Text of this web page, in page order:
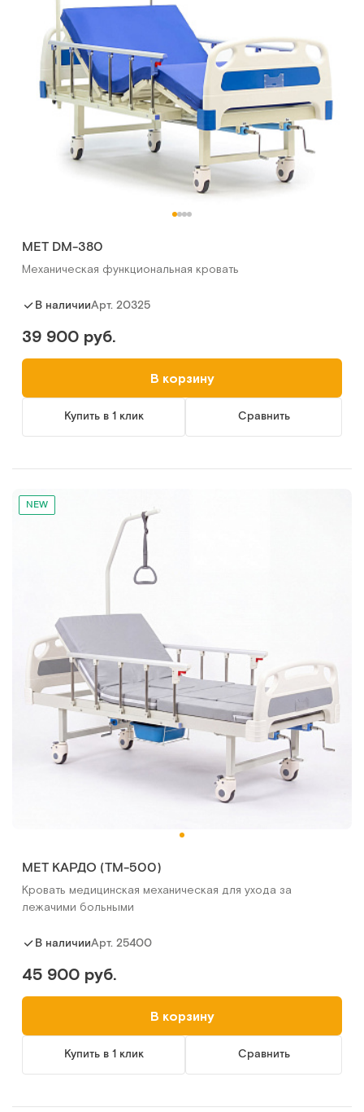
MET DM-380
Механическая функциональная кровать
В наличииАрт. 20325
39 900 руб.
В корзину
Купить в 1 клик Сравнить
NEW
МЕТ КАРДО (ТМ-500)
Кровать медицинская механическая для ухода за
лежачими больными
В наличииАрт. 25400
45 900 руб.
В корзину
Купить в 1 клик Сравнить